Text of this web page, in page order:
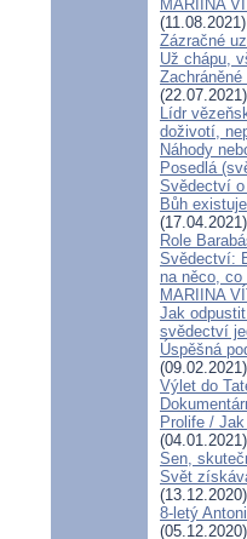
MARIINA
(11.08.2021)
Zázračné
Už chápu,
(22.07.2021)
Lídr
doživotí,
Náhody
Posedlá
Svědectví o
Bůh
(17.04.2021)
Role
Svědectví:
na něco,
MARIINA
Jak
svědectví
Úspěšná
(09.02.2021)
Výlet do
Prolife /
(04.01.2021)
Sen,
Svět
(13.12.2020)
8-letý
(05.12.2020)